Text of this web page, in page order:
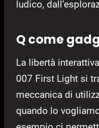
ludico,
Q come
La libertà
007 First Light si
meccanica di
quando lo